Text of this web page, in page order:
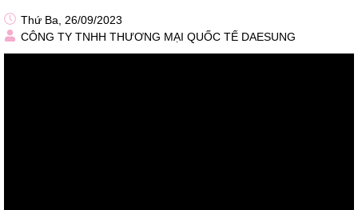
Thứ Ba, 26/09/2023
CÔNG TY TNHH THƯƠNG MẠI QUỐC TẾ DAESUNG